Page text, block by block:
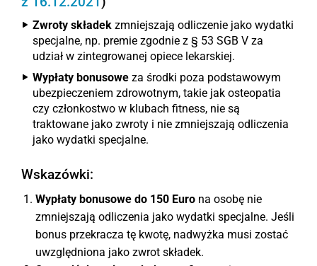
Zwroty składek zmniejszają odliczenie jako wydatki
specjalne, np. premie zgodnie z § 53 SGB V za
udział w zintegrowanej opiece lekarskiej.
Wypłaty bonusowe za środki poza podstawowym
ubezpieczeniem zdrowotnym, takie jak osteopatia
czy członkostwo w klubach fitness, nie są
traktowane jako zwroty i nie zmniejszają odliczenia
jako wydatki specjalne.
Wskazówki:
Wypłaty bonusowe do 150 Euro na osobę nie
zmniejszają odliczenia jako wydatki specjalne. Jeśli
bonus przekracza tę kwotę, nadwyżka musi zostać
uwzględniona jako zwrot składek.